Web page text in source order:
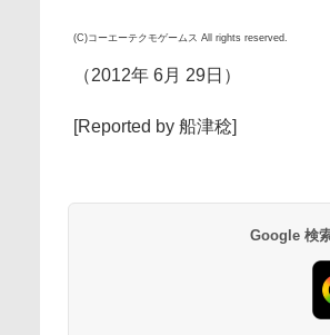
(C)コーエーテクモゲームス All rights reserved.
（2012年 6月 29日）
[Reported by 船津稔]
Google 検